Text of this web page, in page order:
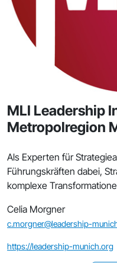
MLI Leadership
Metropolregion
Als Experten für
Führungskräften dabei,
komplexe
Celia Morgner
c.morgner@leadership-
https://leadership-munich.org